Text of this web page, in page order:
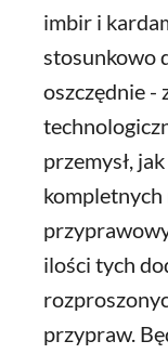
imbir i
stosunkowo
oszczędnie -
przemysł,
ilości tych
przypraw.